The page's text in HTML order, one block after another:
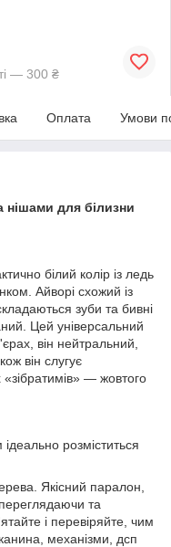
— 300 ₴
Оплата Умови
нішами для білизни
білий колір із ледь
Айворі схожий із
зуби та бивні
Цей універсальний
він нейтральний,
він слугує
— жовтого
розміститься
Якісний паралон,
та
і перевіряйте, чим
механізми, дсп